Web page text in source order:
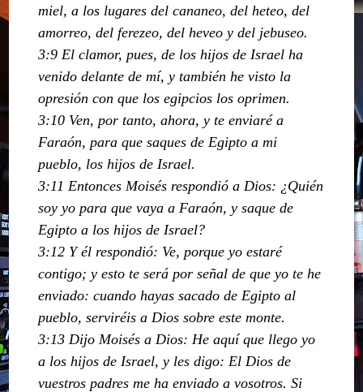
miel, a los lugares del cananeo, del heteo, del
amorreo, del ferezeo, del heveo y del jebuseo.
3:9 El clamor, pues, de los hijos de Israel ha
venido delante de mí, y también he visto la
opresión con que los egipcios los oprimen.
3:10 Ven, por tanto, ahora, y te enviaré a
Faraón, para que saques de Egipto a mi
pueblo, los hijos de Israel.
3:11 Entonces Moisés respondió a Dios: ¿Quién
soy yo para que vaya a Faraón, y saque de
Egipto a los hijos de Israel?
3:12 Y él respondió: Ve, porque yo estaré
contigo; y esto te será por señal de que yo te he
enviado: cuando hayas sacado de Egipto al
pueblo, serviréis a Dios sobre este monte.
3:13 Dijo Moisés a Dios: He aquí que llego yo
a los hijos de Israel, y les digo: El Dios de
vuestros padres me ha enviado a vosotros. Si